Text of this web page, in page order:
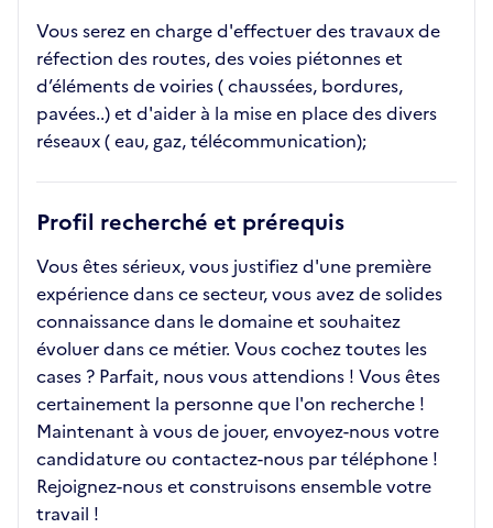
Vous serez en charge d'effectuer des travaux de
réfection des routes, des voies piétonnes et
d’éléments de voiries ( chaussées, bordures,
pavées..) et d'aider à la mise en place des divers
réseaux ( eau, gaz, télécommunication);
Profil recherché et prérequis
Vous êtes sérieux, vous justifiez d'une première
expérience dans ce secteur, vous avez de solides
connaissance dans le domaine et souhaitez
évoluer dans ce métier. Vous cochez toutes les
cases ? Parfait, nous vous attendions ! Vous êtes
certainement la personne que l'on recherche !
Maintenant à vous de jouer, envoyez-nous votre
candidature ou contactez-nous par téléphone !
Rejoignez-nous et construisons ensemble votre
travail !